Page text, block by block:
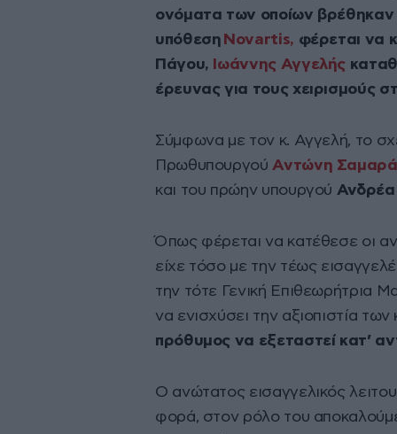
ονόματα των οποίων βρέθηκαν
υπόθεση Novartis, φέρεται να
Πάγου, Ιωάννης Αγγελής
έρευνας για τους χειρισμούς
Σύμφωνα με τον κ. Αγγελή, το
ΠρωθυπουργούΑντώνη Σαμαρά
και του πρώην υπουργού
Όπως φέρεται να κατέθεσε οι
είχε τόσο με την τέως
την τότε Γενική Επιθεωρήτρια
να ενισχύσει την αξιοπιστία
πρόθυμος να εξεταστεί κατ’
Ο ανώτατος εισαγγελικός
φορά, στον ρόλο του